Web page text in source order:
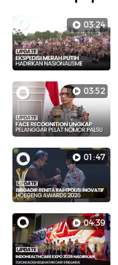
03:24
03:52
01:47
04:39